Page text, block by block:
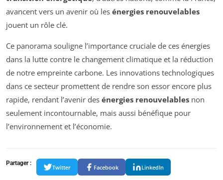
avancent vers un avenir où les énergies renouvelables
jouent un rôle clé.
Ce panorama souligne l’importance cruciale de ces énergies
dans la lutte contre le changement climatique et la réduction
de notre empreinte carbone. Les innovations technologiques
dans ce secteur promettent de rendre son essor encore plus
rapide, rendant l’avenir des énergies renouvelables non
seulement incontournable, mais aussi bénéfique pour
l’environnement et l’économie.
Partager :
Twitter Facebook LinkedIn